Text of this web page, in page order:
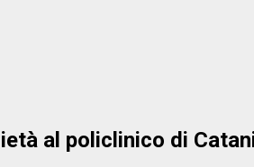
al policlinico di